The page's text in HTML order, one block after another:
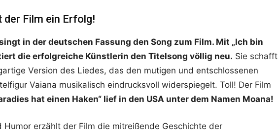
der Film ein Erfolg!
in der deutschen Fassung den Song zum Film. Mit „Ich bin
die erfolgreiche Künstlerin den Titelsong völlig neu. Sie schafft
Version des Liedes, das den mutigen und entschlossenen
Vaiana musikalisch eindrucksvoll widerspiegelt. Toll! Der Film
hat einen Haken“ lief in den USA unter dem Namen Moana!
Humor erzählt der Film die mitreißende Geschichte der